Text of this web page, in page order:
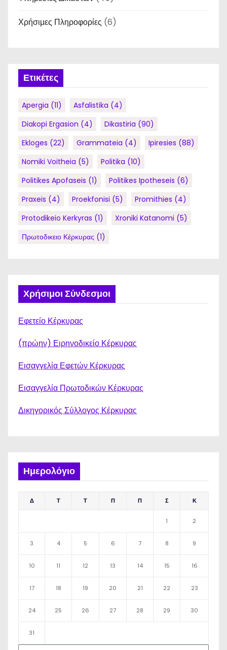
ω
ν
Χρήσιμες Πληροφορίες (6)
Ετικέτες
Apergia (11) Asfalistika (4)
Diakopi Ergasion (4) Dikastiria (90)
Ekloges (22) Grammateia (4) Ipiresies (88)
Nomiki Voitheia (5) Politika (10)
Politikes Apofaseis (1) Politikes Ipotheseis (6)
Praxeis (4) Proekfonisi (5) Promithies (4)
Protodikeio Kerkyras (1) Xroniki Katanomi (5)
Πρωτοδικειο Κέρκυρας (1)
Χρήσιμοι Σύνδεσμοι
Εφετείο Κέρκυρας
(πρώην) Ειρηνοδικείο Κέρκυρας
Εισαγγελία Εφετών Κέρκυρας
Εισαγγελία Πρωτοδικών Κέρκυρας
Δικηγορικός Σύλλογος Κέρκυρας
Ημερολόγιο
Δ Τ Τ Π Π Σ Κ
1 2
3 4 5 6 7 8 9
10 11 12 13 14 15 16
17 18 19 20 21 22 23
24 25 26 27 28 29 30
31